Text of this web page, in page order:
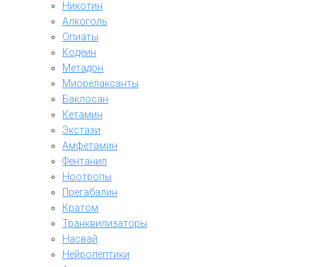
Никотин
Алкоголь
Опиаты
Кодеин
Метадон
Миорелаксанты
Баклосан
Кетамин
Экстази
Амфетамин
Фентанил
Ноотропы
Прегабалин
Кратом
Транквилизаторы
Насвай
Нейролептики